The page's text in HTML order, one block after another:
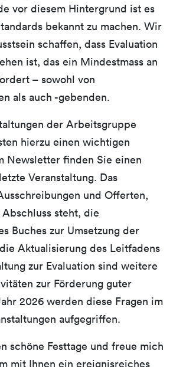
vor diesem Hintergrund ist es
bekannt zu machen. Wir
schaffen, dass Evaluation
ist, das ein Mindestmass an
– sowohl von
als auch -gebenden.
der Arbeitsgruppe
hierzu einen wichtigen
Newsletter finden Sie einen
Veranstaltung. Das
und Offerten,
steht, die
Buches zur Umsetzung der
Aktualisierung des Leitfadens
zur Evaluation sind weitere
zur Förderung guter
2026 werden diese Fragen im
aufgegriffen.
schöne Festtage und freue mich
mit Ihnen ein ereignisreiches